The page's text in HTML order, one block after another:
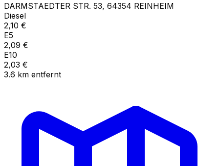
DARMSTAEDTER STR. 53, 64354 REINHEIM
Diesel
2,10 €
E5
2,09 €
E10
2,03 €
3.6 km entfernt